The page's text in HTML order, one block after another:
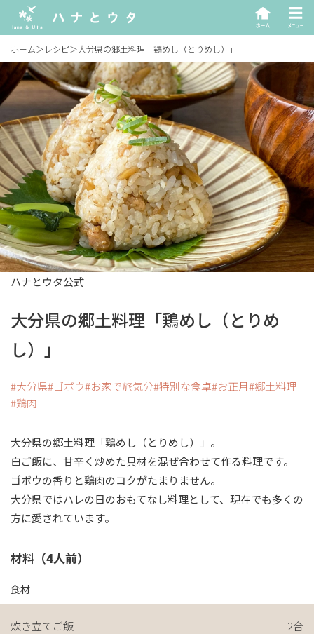
ホーム＞ レシピ＞大分県の郷土料理「鶏めし（とりめし）」
ハナとウタ公式
大分県の郷土料理「鶏めし（とりめ
し）」
大分県 ゴボウ お家で旅気分 特別な食卓 お正月 郷土料理
鶏肉
大分県の郷土料理「鶏めし（とりめし）」。
白ご飯に、甘辛く炒めた具材を混ぜ合わせて作る料理です。
ゴボウの香りと鶏肉のコクがたまりません。
大分県ではハレの日のおもてなし料理として、現在でも多くの
方に愛されています。
材料（4人前）
食材
炊き立てご飯 2合